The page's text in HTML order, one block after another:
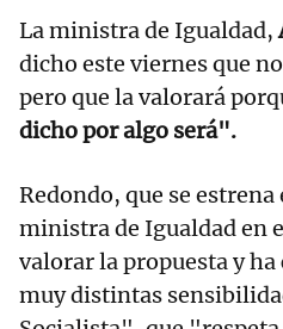
La ministra de Igualdad,
dicho este viernes que
pero que la valorará
dicho por algo será".
Redondo, que se
ministra de Igualdad en
valorar la propuesta y
muy distintas